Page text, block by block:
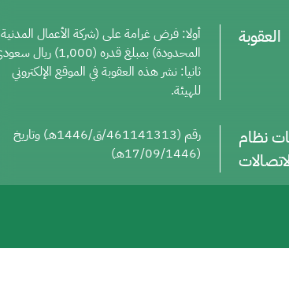
العقوبة
أولا: فرض غرامة على (شركة الأعمال المدنية
المحدودة) بمبلغ قدره (1,000) ريال سعودي.
ثانيا: نشر هذه العقوبة في الموقع الإلكتروني
للهيئة.
نظام
رقم (461141313/ق/1446هـ) وتاريخ
(17/09/1446هـ)